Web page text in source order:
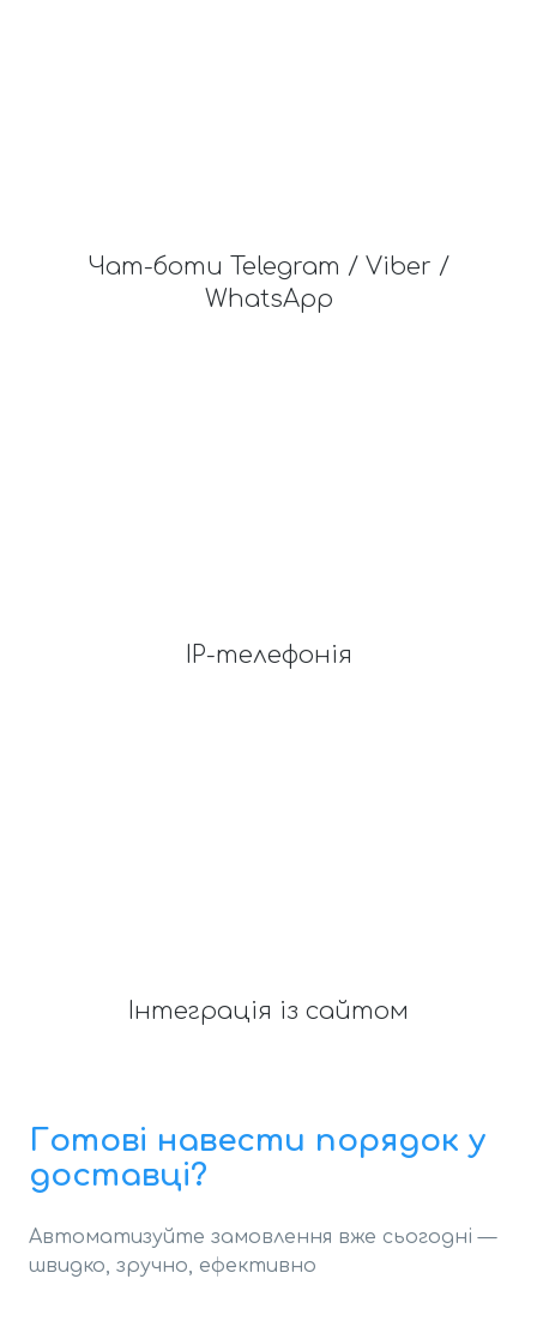
Чат-боти Telegram / Viber /
WhatsApp
IP-телефонія
Інтеграція із сайтом
Готові навести порядок у
доставці?
Автоматизуйте замовлення вже сьогодні —
швидко, зручно, ефективно